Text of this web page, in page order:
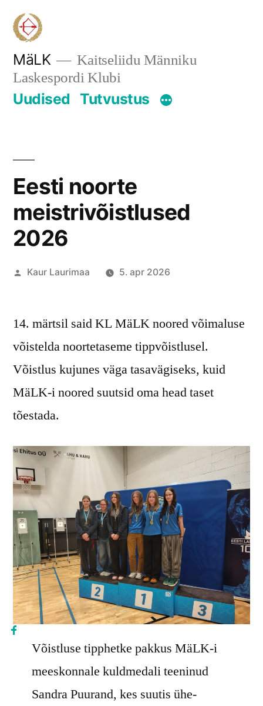
Skip
content
MäLK
Kaitseliidu Männiku
Laskespordi Klubi
Uudised Tutvustus
Eesti noorte
meistrivõistlused
2026
Posted
Kaur Laurimaa 5. apr 2026
14. märtsil said KL MäLK noored võimaluse
võistelda noortetaseme tippvõistlusel.
Võistlus kujunes väga tasavägiseks, kuid
MäLK-i noored suutsid oma head taset
tõestada.
Võistluse tipphetke pakkus MäLK-i
meeskonnale kuldmedali teeninud
Sandra Puurand, kes suutis ühe-